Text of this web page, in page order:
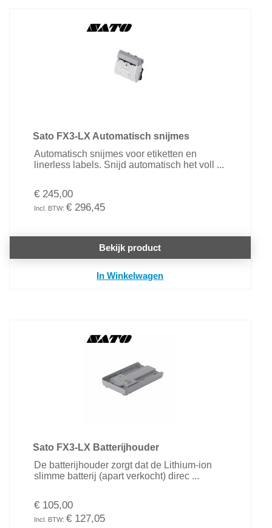
Sato FX3-LX Automatisch snijmes
Automatisch snijmes voor etiketten en
linerless labels. Snijd automatisch het voll ...
€ 245,00
€ 296,45
Bekijk product
In Winkelwagen
Sato FX3-LX Batterijhouder
De batterijhouder zorgt dat de Lithium-ion
slimme batterij (apart verkocht) direc ...
€ 105,00
€ 127,05